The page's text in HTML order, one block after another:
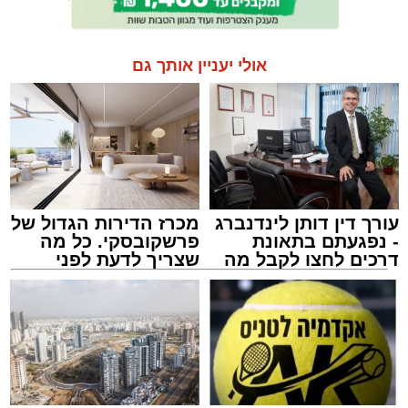
אולי יעניין אותך גם
עורך דין דותן לינדנברג
- נפגעתם בתאונת
דרכים לחצו לקבל מה
שמגיע לכם
מכרז הדירות הגדול של
פרשקובסקי. כל מה
שצריך לדעת לפני
שמגישים הצעה לדירה